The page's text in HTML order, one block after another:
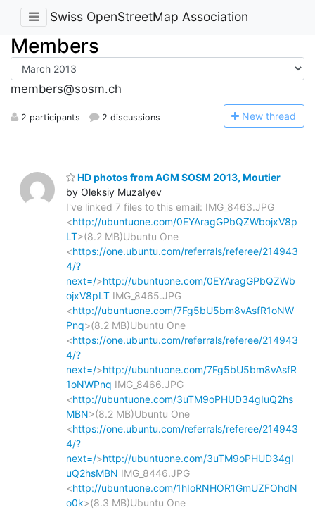
Swiss OpenStreetMap Association
Members
members@sosm.ch
2 participants 2 discussions New thread
HD photos from AGM SOSM 2013, Moutier
by Oleksiy Muzalyev
I've linked 7 files to this email: IMG_8463.JPG
<http://ubuntuone.com/0EYAragGPbQZWbojxV8p
LT>(8.2 MB)Ubuntu One
<https://one.ubuntu.com/referrals/referee/214943
4/?
next=/>http://ubuntuone.com/0EYAragGPbQZWb
ojxV8pLT IMG_8465.JPG
<http://ubuntuone.com/7Fg5bU5bm8vAsfR1oNW
Pnq>(8.2 MB)Ubuntu One
<https://one.ubuntu.com/referrals/referee/214943
4/?
next=/>http://ubuntuone.com/7Fg5bU5bm8vAsfR
1oNWPnq IMG_8466.JPG
<http://ubuntuone.com/3uTM9oPHUD34gIuQ2hs
MBN>(8.2 MB)Ubuntu One
<https://one.ubuntu.com/referrals/referee/214943
4/?
next=/>http://ubuntuone.com/3uTM9oPHUD34gI
uQ2hsMBN IMG_8446.JPG
<http://ubuntuone.com/1hIoRNHOR1GmUZFOhdN
o0k>(8.3 MB)Ubuntu One